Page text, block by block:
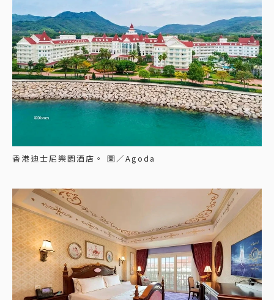
香港迪士尼樂園酒店。 圖／Agoda